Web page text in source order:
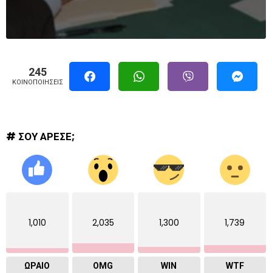
245
ΚΟΙΝΟΠΟΙΉΣΕΙΣ
# ΣΟΥ ΑΡΕΣΕ;
1,010
ΩΡΑΙΟ
2,035
OMG
1,300
WIN
1,739
WTF